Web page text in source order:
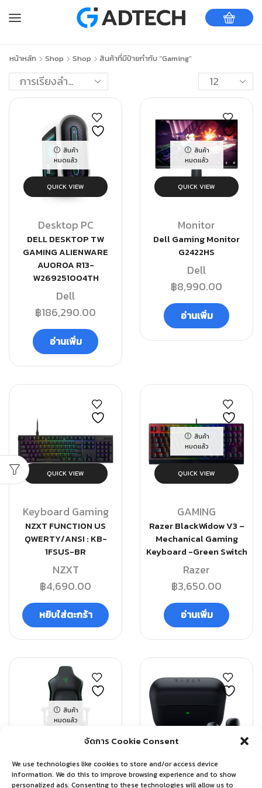
จัดการ Cookie Consent
We use technologies like cookies to store and/or access device
information. We do this to improve browsing experience and to show
personalized ads. Consenting to these technologies will allow us to
หน้าหลัก Shop Shop สินค้าที่มีป้ายกำกับ “Gaming”
สินค้า
หมดแล้ว
QUICK VIEW
Desktop PC
DELL DESKTOP TW
GAMING ALIENWARE
AUOROA R13-
W269251004TH
Dell
฿186,290.00
อ่านเพิ่ม
สินค้า
หมดแล้ว
QUICK VIEW
Monitor
Dell Gaming Monitor
G2422HS
Dell
฿8,990.00
อ่านเพิ่ม
QUICK VIEW
Keyboard Gaming
NZXT FUNCTION US
QWERTY/ANSI : KB-
1FSUS-BR
NZXT
฿4,690.00
หยิบใส่ตะกร้า
สินค้า
หมดแล้ว
QUICK VIEW
GAMING
Razer BlackWidow V3 –
Mechanical Gaming
Keyboard -Green Switch
Razer
฿3,650.00
อ่านเพิ่ม
สินค้า
หมดแล้ว
QUICK VIEW